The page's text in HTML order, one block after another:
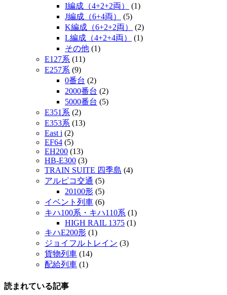
I編成（4+2+2両）
(1)
J編成（6+4両）
(5)
K編成（6+2+2両）
(2)
L編成（4+2+4両）
(1)
その他 (1)
E127系 (11)
E257系 (9)
0番台 (2)
2000番台 (2)
5000番台 (5)
E351系 (2)
E353系 (13)
East i (2)
EF64 (5)
EH200 (13)
HB-E300 (3)
TRAIN SUITE 四季島 (4)
アルピコ交通 (5)
20100形 (5)
イベント列車 (6)
キハ100系・キハ110系 (1)
HIGH RAIL 1375 (1)
キハE200形 (1)
ジョイフルトレイン (3)
貨物列車 (14)
配給列車 (1)
読まれている記事